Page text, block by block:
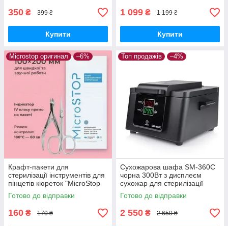
350 ₴ 399 ₴
Купити
1 099 ₴ 1 199 ₴
Купити
Microstop оригинал –6%
Крафт-пакети для
стерилізації інструментів для
пінцетів кюреток "MicroStop
ECO" 100x200 (100шт) термо
пакети
Готово до відправки
160 ₴ 170 ₴
Топ продажів –4%
Сухожарова шафа SM-360C
чорна 300Вт з дисплеєм
сухожар для стерилізації
інструментів
Готово до відправки
2 550 ₴ 2 650 ₴